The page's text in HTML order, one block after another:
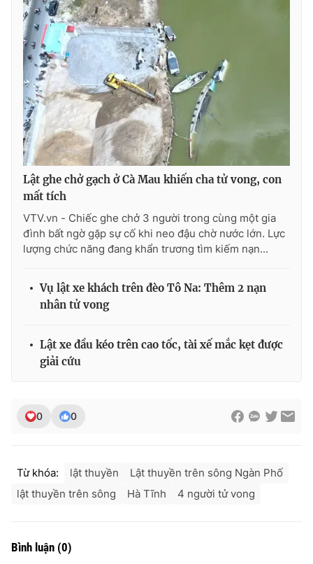
Ðiện thoại Thời báo VTV:024.66 897 897
Email: toasoan@vtv.vn
Liên hệ quảng cáo:
024-7300.7108
® Cấm sao chép dưới mọi hình thức nếu không có sự chấp
thuận bằng văn bản. Ghi rõ nguồn VTV.vn khi phát hành lại
Lật ghe chở gạch ở Cà Mau khiến cha tử vong, con
mất tích
VTV.vn - Chiếc ghe chở 3 người trong cùng một gia
đình bất ngờ gặp sự cố khi neo đậu chờ nước lớn. Lực
lượng chức năng đang khẩn trương tìm kiếm nạn...
Vụ lật xe khách trên đèo Tô Na: Thêm 2 nạn
nhân tử vong
Lật xe đầu kéo trên cao tốc, tài xế mắc kẹt được
giải cứu
0 0
Từ khóa: lật thuyền
Lật thuyền trên sông Ngàn Phố
lật thuyền trên sông
Hà Tĩnh 4 người tử vong
Bình luận (0)